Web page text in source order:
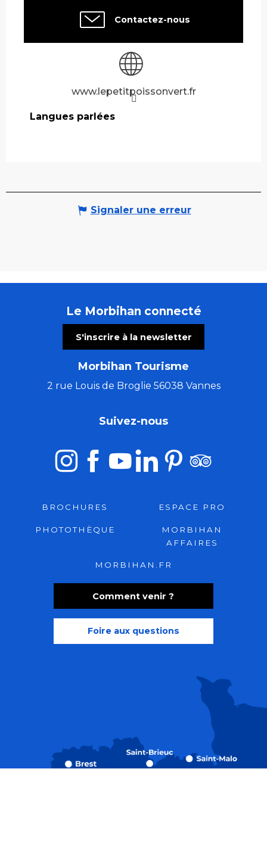
Recherche
Contactez-nous
www.lepetitpoissonvert.fr
Langues parlées
Langues parlées
Signaler une erreur
Le Morbihan connecté
S'inscrire à la newsletter
Morbihan Tourisme
2 rue Louis de Broglie 56038 Vannes
Comment venir ?
Foire aux questions
Suivez-nous
BROCHURES ESPACE PRO
PHOTOTHÈQUE
MORBIHAN
AFFAIRES
MORBIHAN.FR